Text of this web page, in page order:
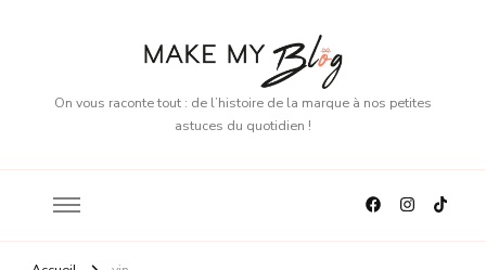
On vous raconte tout : de l’histoire de la marque à nos petites
astuces du quotidien !